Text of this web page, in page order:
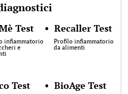
Test
infiammatorio
e
• Recaller Test
Profilo infiammatorio
da alimenti
Test • BioAge Test